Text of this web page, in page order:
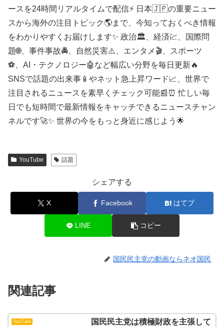
ースを24時間リアルタイムで配信⚡ 日本🇯🇵の重要ニュー
スから海外の注目トピック🌎まで、今知っておくべき情報
をわかりやすくお届けします✨ 政治🏛️、経済💹、国際問
題🌐、事件事故🚔、自然災害⚠️、エンタメ🎬、スポーツ
⚽、AI・テクノロジー🤖など幅広い分野を毎日更新🔥
SNSで話題の出来事📱やネット急上昇ワード📈、世界で
注目されるニュースを素早くチェック可能📰⏰ 忙しい毎
日でも短時間で最新情報をキャッチできるニュースチャン
ネルです🚀✨ 世界の今をもっと身近に感じよう🌟
YouTube 話題
シェアする
X Facebook はてブ
LINE コピー
国民民主党の動画ならネオ国民
関連記事
YouTube
国民民主党は積極財政を主張して